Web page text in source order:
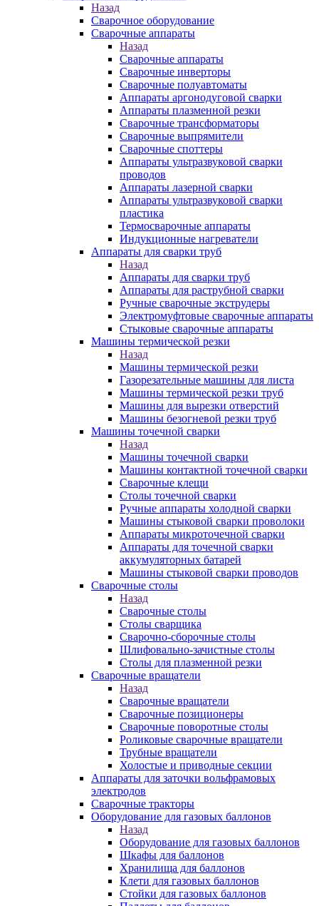
Назад
Сварочное оборудование
Сварочные аппараты
Назад
Сварочные аппараты
Сварочные инверторы
Сварочные полуавтоматы
Аппараты аргонодуговой сварки
Аппараты плазменной резки
Сварочные трансформаторы
Сварочные выпрямители
Сварочные споттеры
Аппараты ультразвуковой сварки
проводов
Аппараты лазерной сварки
Аппараты ультразвуковой сварки
пластика
Термосварочные аппараты
Индукционные нагреватели
Аппараты для сварки труб
Назад
Аппараты для сварки труб
Аппараты для раструбной сварки
Ручные сварочные экструдеры
Электромуфтовые сварочные аппараты
Стыковые сварочные аппараты
Машины термической резки
Назад
Машины термической резки
Газорезательные машины для листа
Машины термической резки труб
Машины для вырезки отверстий
Машины безогневой резки труб
Машины точечной сварки
Назад
Машины точечной сварки
Машины контактной точечной сварки
Сварочные клещи
Столы точечной сварки
Ручные аппараты холодной сварки
Машины стыковой сварки проволоки
Аппараты микроточечной сварки
Аппараты для точечной сварки
аккумуляторных батарей
Машины стыковой сварки проводов
Сварочные столы
Назад
Сварочные столы
Столы сварщика
Сварочно-сборочные столы
Шлифовально-зачистные столы
Столы для плазменной резки
Сварочные вращатели
Назад
Сварочные вращатели
Сварочные позиционеры
Сварочные поворотные столы
Роликовые сварочные вращатели
Трубные вращатели
Холостые и приводные секции
Аппараты для заточки вольфрамовых
электродов
Сварочные тракторы
Оборудование для газовых баллонов
Назад
Оборудование для газовых баллонов
Шкафы для баллонов
Хранилища для баллонов
Клети для газовых баллонов
Стойки для газовых баллонов